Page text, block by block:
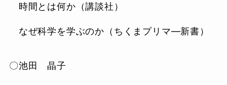
時間とは何か（講談社）
なぜ科学を学ぶのか（ちくまプリマ―新書）
〇池田 晶子